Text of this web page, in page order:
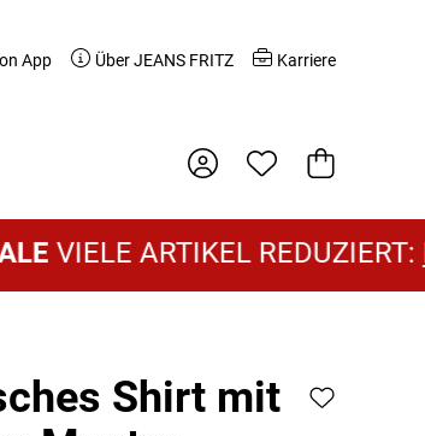
App Über JEANS FRITZ Karriere
Warenkorb
ARTIKEL REDUZIERT:
Shirt mit